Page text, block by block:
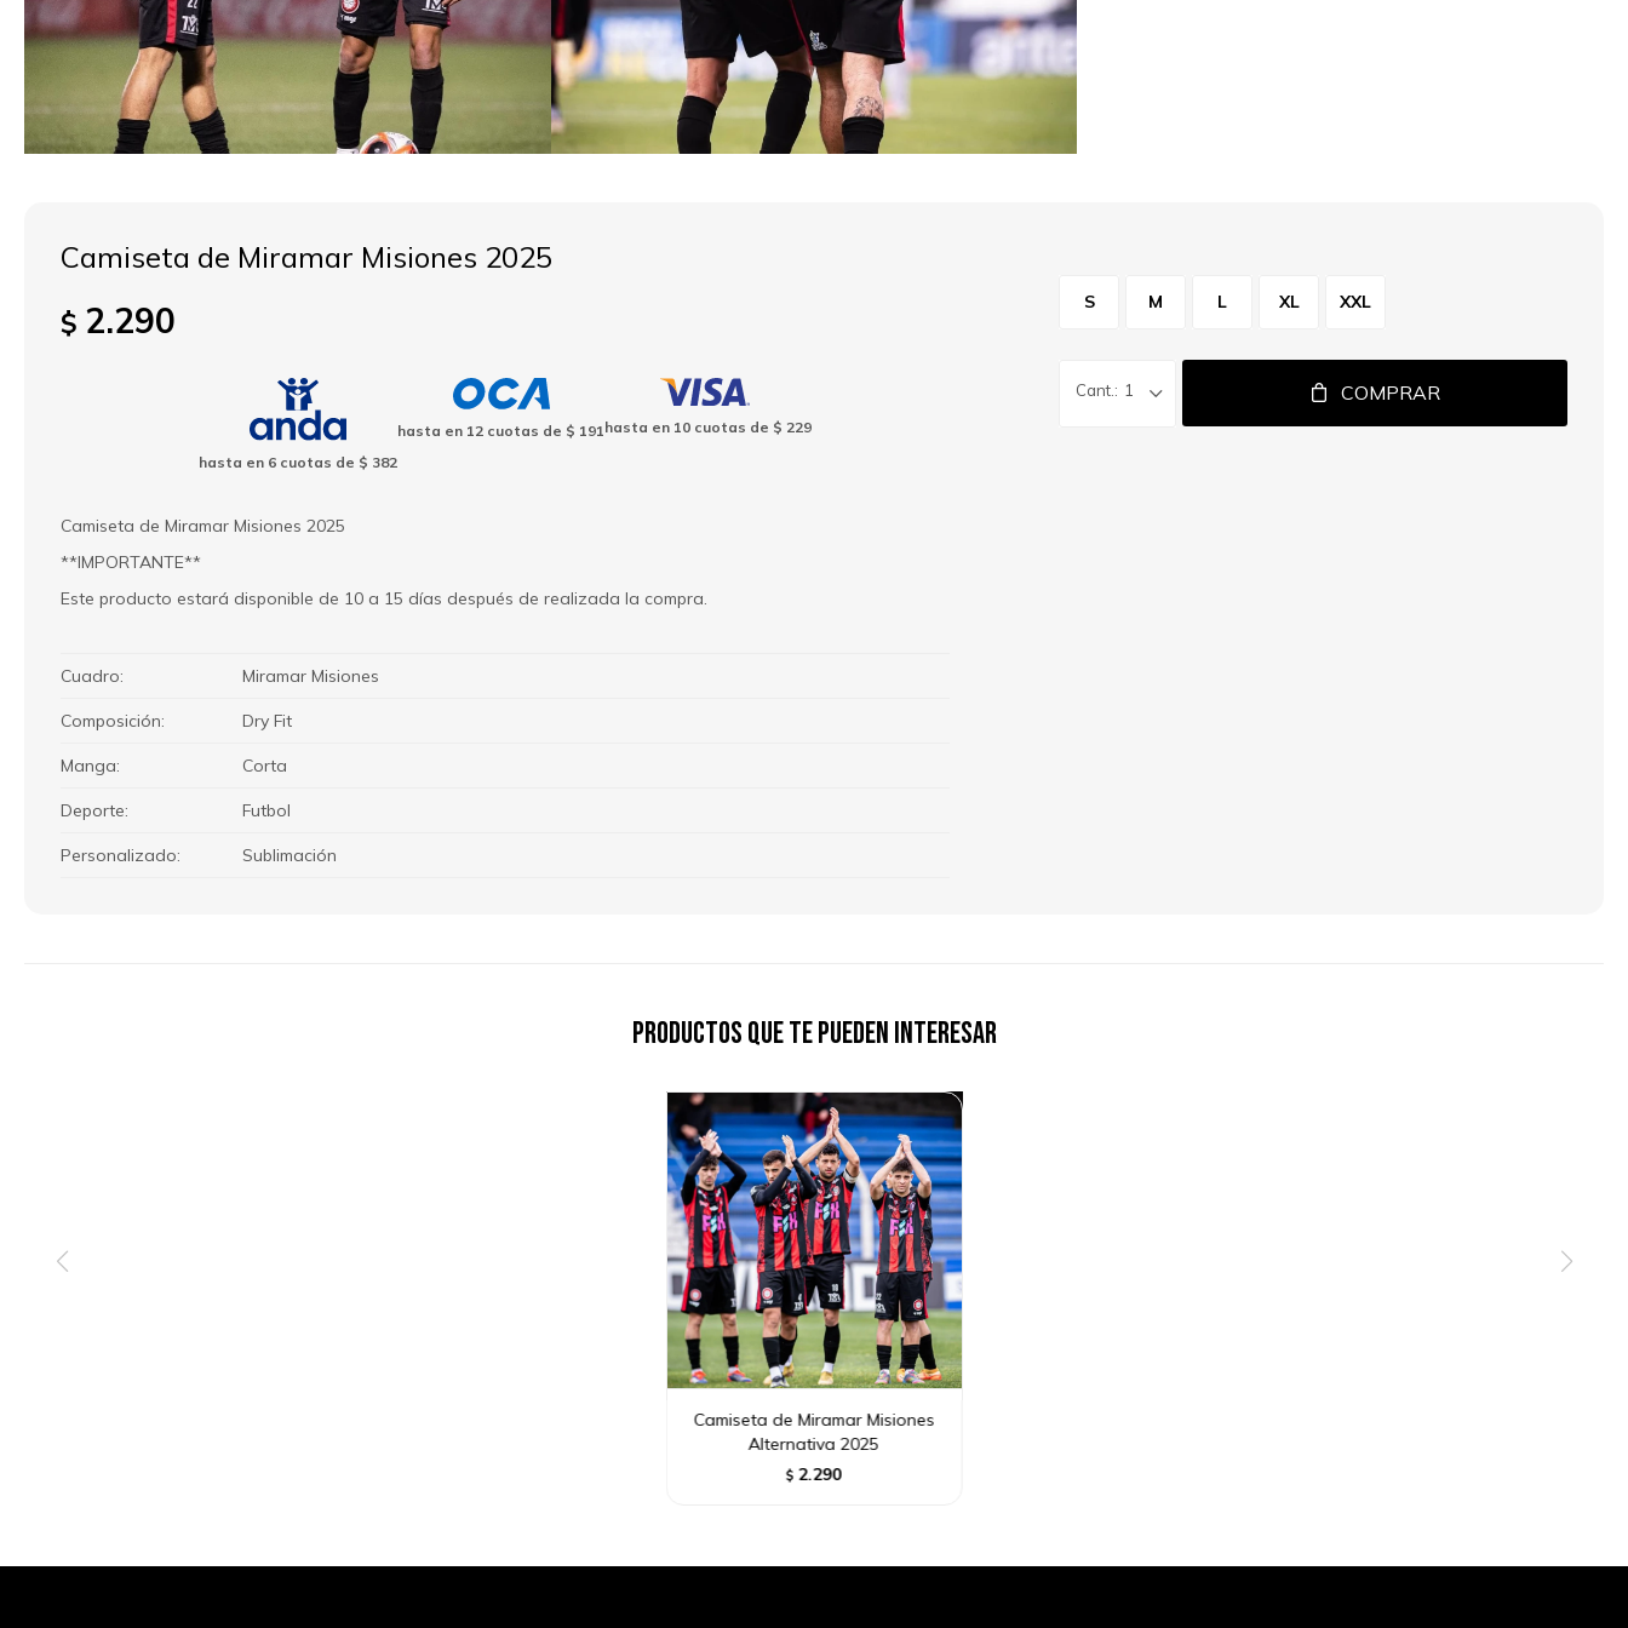
Camiseta de Miramar Misiones 2025
$ 2.290
hasta en 6 cuotas de $ 382
hasta en 12 cuotas de $ 191hasta en 10 cuotas de $ 229
Camiseta de Miramar Misiones 2025
**IMPORTANTE**
Este producto estará disponible de 10 a 15 días después de realizada la compra.
Cuadro Miramar Misiones
Composición Dry Fit
Manga Corta
Deporte Futbol
Personalizado Sublimación
S M L XL XXL
1 COMPRAR
Productos que te pueden interesar
Camiseta de Miramar Misiones
Alternativa 2025
$ 2.290